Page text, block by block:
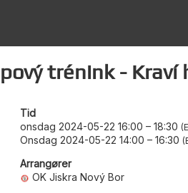
trénink - Kraví
Tid
onsdag 2024-05-22 16:00 – 18:30
Onsdag 2024-05-22 14:00 – 16:30
Arrangører
OK Jiskra Nový Bor